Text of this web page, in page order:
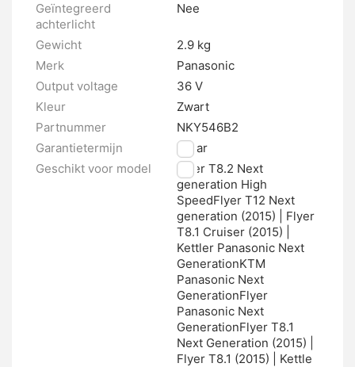
Geïntegreerd
achterlicht
Nee
Gewicht
2.9 kg
Merk
Panasonic
Output voltage
36 V
Kleur
Zwart
Partnummer
NKY546B2
Garantietermijn
2 jaar
Geschikt voor model
Flyer T8.2 Next
generation High
SpeedFlyer T12 Next
generation (2015) | Flyer
T8.1 Cruiser (2015) |
Kettler Panasonic Next
GenerationKTM
Panasonic Next
GenerationFlyer
Panasonic Next
GenerationFlyer T8.1
Next Generation (2015) |
Flyer T8.1 (2015) | Kettle